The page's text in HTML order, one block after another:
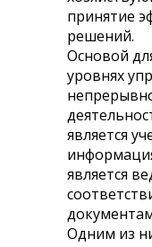
принятие
решений.
Основой
уровнях
является
является
Одним из